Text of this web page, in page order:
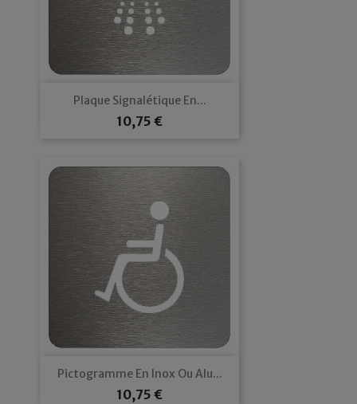
Plaque Signalétique En...
Prix
10,75 €
Pictogramme En Inox Ou Alu...
Prix
10,75 €